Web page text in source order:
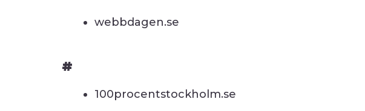
webbdagen.se
#
100procentstockholm.se